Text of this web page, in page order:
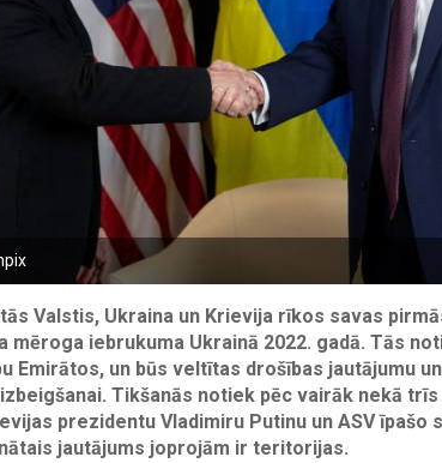
Valstis, Ukraina un Krievija rīkos savas
mēroga iebrukuma Ukrainā 2022. gadā. Tās
Emirātos, un būs veltītas drošības jautājumu
Tikšanās notiek pēc vairāk nekā
prezidentu Vladimiru Putinu un ASV īpašo
jautājums joprojām ir teritorijas.